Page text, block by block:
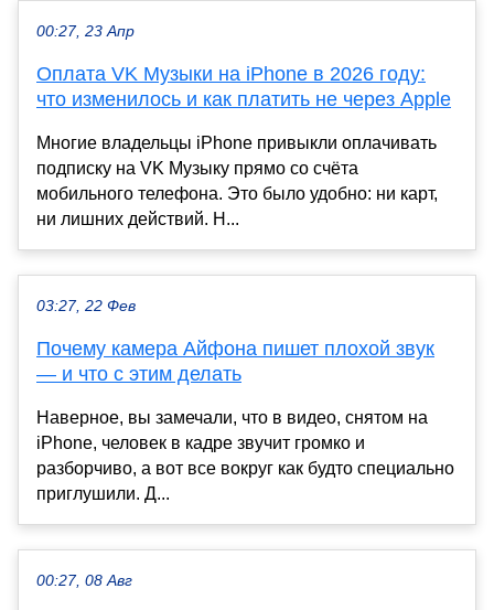
00:27, 23 Апр
Оплата VK Музыки на iPhone в 2026 году:
что изменилось и как платить не через Apple
Многие владельцы iPhone привыкли оплачивать
подписку на VK Музыку прямо со счёта
мобильного телефона. Это было удобно: ни карт,
ни лишних действий. Н...
03:27, 22 Фев
Почему камера Айфона пишет плохой звук
— и что с этим делать
Наверное, вы замечали, что в видео, снятом на
iPhone, человек в кадре звучит громко и
разборчиво, а вот все вокруг как будто специально
приглушили. Д...
00:27, 08 Авг